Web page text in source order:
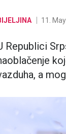
11.
Republici
a